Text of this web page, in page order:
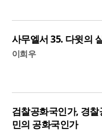
사무엘서 35. 다윗의
이희우
검찰공화국인가, 경
민의 공화국인가